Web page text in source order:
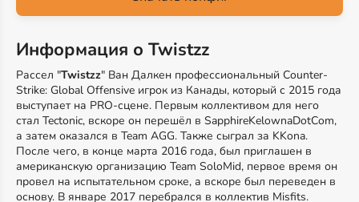
Информация о Twistzz
Рассел "Twistzz" Ван Далкен профессиональный Counter-
Strike: Global Offensive игрок из Канады, который с 2015 года
выступает на PRO-сцене. Первым коллективом для него
стал Tectonic, вскоре он перешёл в SapphireKelownaDotCom,
а затем оказался в Team AGG. Также сыграл за KKona.
После чего, в конце марта 2016 года, был приглашен в
американскую организацию Team SoloMid, первое время он
провел на испытательном сроке, а вскоре был переведен в
основу. В январе 2017 перебрался в коллектив Misfits.